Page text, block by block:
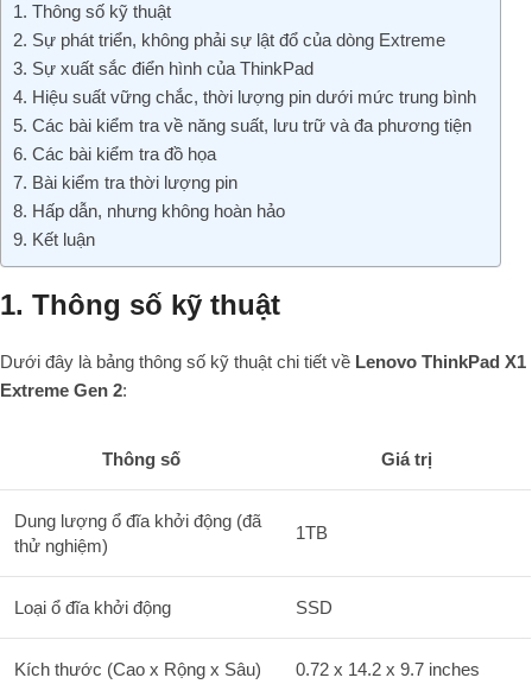
1. Thông số kỹ thuật
2. Sự phát triển, không phải sự lật đổ của dòng Extreme
3. Sự xuất sắc điển hình của ThinkPad
4. Hiệu suất vững chắc, thời lượng pin dưới mức trung bình
5. Các bài kiểm tra về năng suất, lưu trữ và đa phương tiện
6. Các bài kiểm tra đồ họa
7. Bài kiểm tra thời lượng pin
8. Hấp dẫn, nhưng không hoàn hảo
9. Kết luận
1. Thông số kỹ thuật
Dưới đây là bảng thông số kỹ thuật chi tiết về Lenovo ThinkPad X1
Extreme Gen 2:
Thông số Giá trị
Dung lượng ổ đĩa khởi động (đã
thử nghiệm)
1TB
Loại ổ đĩa khởi động SSD
Kích thước (Cao x Rộng x Sâu) 0.72 x 14.2 x 9.7 inches